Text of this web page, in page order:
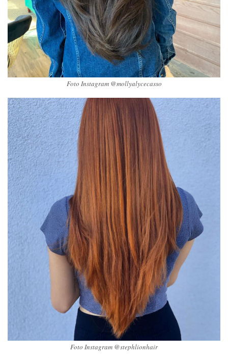
Foto Instagram @mollyalycecasso
Foto Instagram @stephlionhair